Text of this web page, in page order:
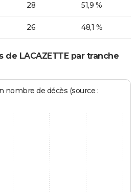
28 51,9 %
26 48,1 %
de LACAZETTE par tranche
nombre de décès (source :